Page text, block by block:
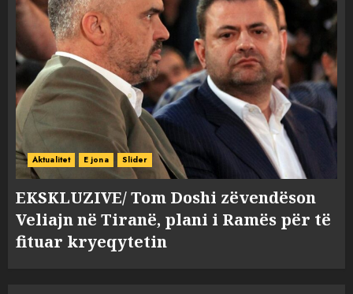
Aktualitet E jona Slider
EKSKLUZIVE/ Tom Doshi zëvendëson
Veliajn në Tiranë, plani i Ramës për të
fituar kryeqytetin